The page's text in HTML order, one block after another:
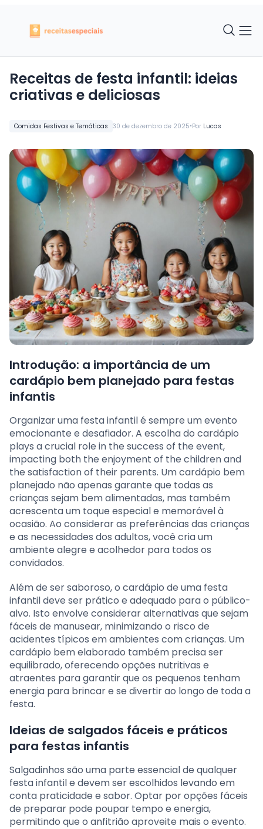
Comidas Festivas e Temáticas 30 de dezembro de 2025•Por Lucas
Receitas de festa infantil: ideias
criativas e deliciosas
Introdução: a importância de um
cardápio bem planejado para festas
infantis
Organizar uma festa infantil é sempre um evento
emocionante e desafiador. A escolha do cardápio
plays a crucial role in the success of the event,
impacting both the enjoyment of the children and
the satisfaction of their parents. Um cardápio bem
planejado não apenas garante que todas as
crianças sejam bem alimentadas, mas também
acrescenta um toque especial e memorável à
ocasião. Ao considerar as preferências das crianças
e as necessidades dos adultos, você cria um
ambiente alegre e acolhedor para todos os
convidados.
Além de ser saboroso, o cardápio de uma festa
infantil deve ser prático e adequado para o público-
alvo. Isto envolve considerar alternativas que sejam
fáceis de manusear, minimizando o risco de
acidentes típicos em ambientes com crianças. Um
cardápio bem elaborado também precisa ser
equilibrado, oferecendo opções nutritivas e
atraentes para garantir que os pequenos tenham
energia para brincar e se divertir ao longo de toda a
festa.
Ideias de salgados fáceis e práticos
para festas infantis
Salgadinhos são uma parte essencial de qualquer
festa infantil e devem ser escolhidos levando em
conta praticidade e sabor. Optar por opções fáceis
de preparar pode poupar tempo e energia,
permitindo que o anfitrião aproveite mais o evento.